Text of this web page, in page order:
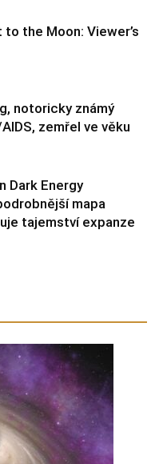
the Moon: Viewer’s
notoricky známý
zemřel ve věku
Dark Energy
mapa
tajemství expanze